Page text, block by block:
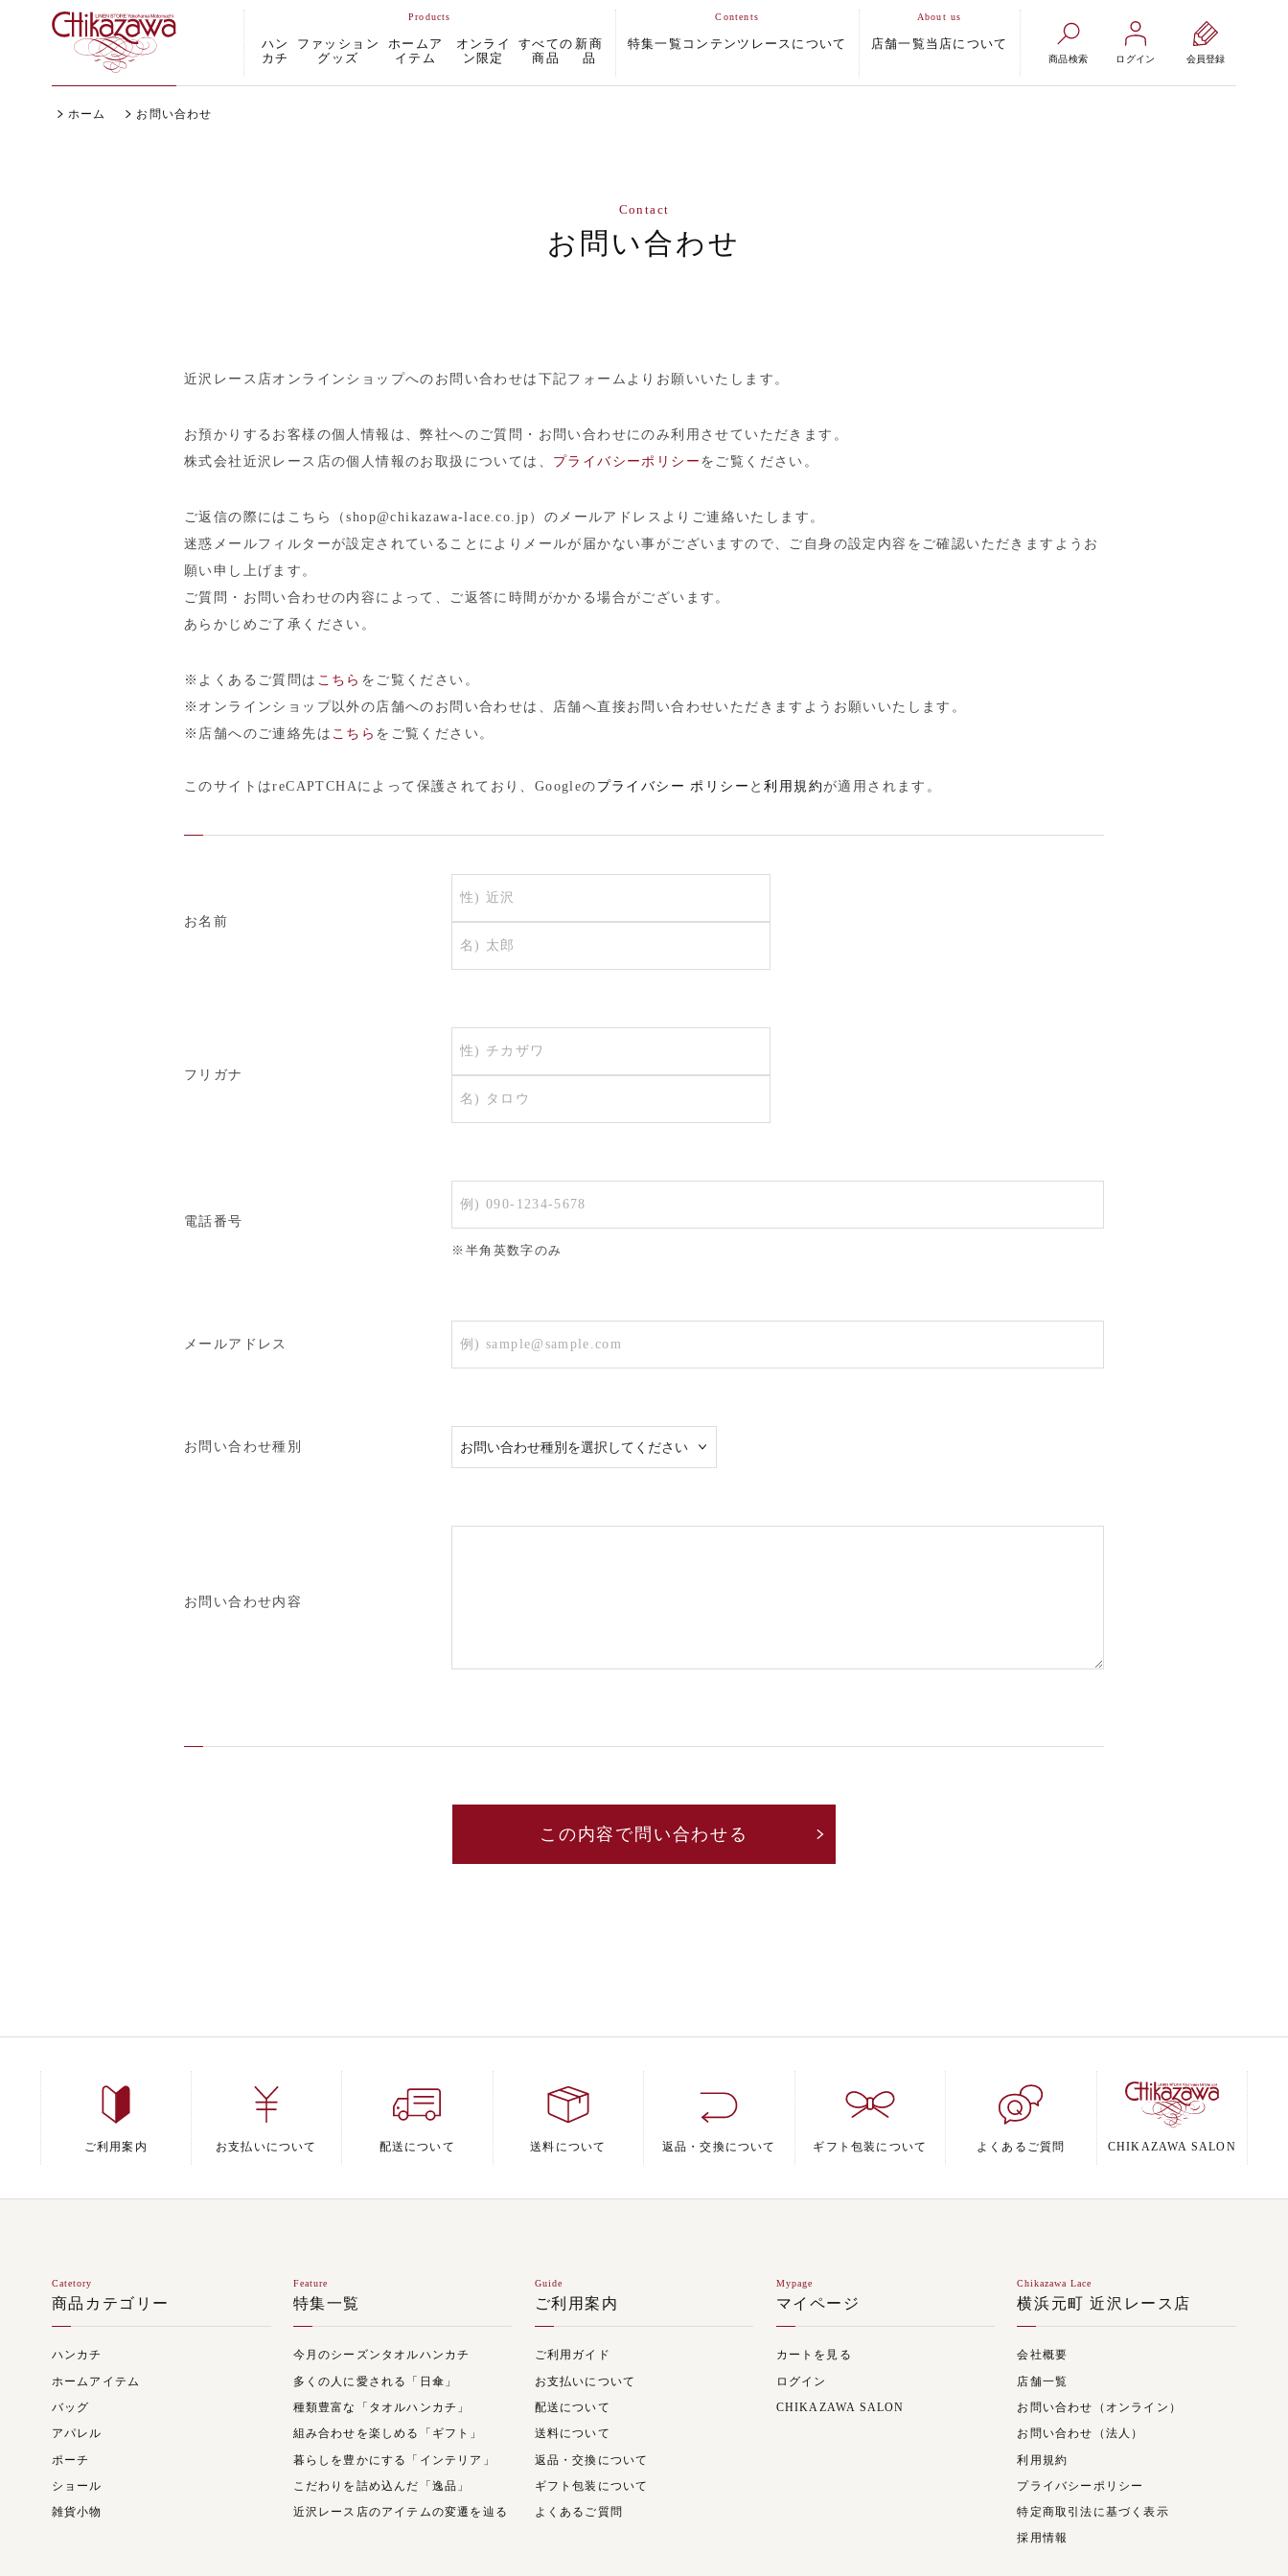
ハン
カチ
ファッション
グッズ
ホームア
イテム
オンライ
ン限定
すべての
商品
新商
品
特集一覧 コンテンツ レースについて 店舗一覧 当店について
商品検索 ログイン 会員登録
ホーム お問い合わせ
Contact
お問い合わせ
近沢レース店オンラインショップへのお問い合わせは下記フォームよりお願いいたします。
お預かりするお客様の個人情報は、弊社へのご質問・お問い合わせにのみ利用させていただきます。
株式会社近沢レース店の個人情報のお取扱については、 プライバシーポリシー をご覧ください。
ご返信の際にはこちら（shop@chikazawa-lace.co.jp）のメールアドレスよりご連絡いたします。
迷惑メールフィルターが設定されていることによりメールが届かない事がございますので、ご自身の設定内容をご確認いただきますようお
願い申し上げます。
ご質問・お問い合わせの内容によって、ご返答に時間がかかる場合がございます。
あらかじめご了承ください。
※よくあるご質問は こちら をご覧ください。
※オンラインショップ以外の店舗へのお問い合わせは、店舗へ直接お問い合わせいただきますようお願いいたします。
※店舗へのご連絡先は こちら をご覧ください。
このサイトはreCAPTCHAによって保護されており、Googleの プライバシー ポリシー と利用規約が適用されます。
お名前
フリガナ
電話番号
※半角英数字のみ
メールアドレス
お問い合わせ種別
お問い合わせ内容
ご利用案内 お支払いについて 配送について 送料について 返品・交換について ギフト包装について よくあるご質問 CHIKAZAWA SALON
Catetory
商品カテゴリー
ハンカチ
ホームアイテム
バッグ
アパレル
ポーチ
ショール
雑貨小物
Feature
特集一覧
今月のシーズンタオルハンカチ
多くの人に愛される「日傘」
種類豊富な「タオルハンカチ」
組み合わせを楽しめる「ギフト」
暮らしを豊かにする「インテリア」
こだわりを詰め込んだ「逸品」
近沢レース店のアイテムの変遷を辿る
Guide
ご利用案内
ご利用ガイド
お支払いについて
配送について
送料について
返品・交換について
ギフト包装について
よくあるご質問
Mypage
マイページ
カートを見る
ログイン
CHIKAZAWA SALON
Chikazawa Lace
横浜元町 近沢レース店
会社概要
店舗一覧
お問い合わせ（オンライン）
お問い合わせ（法人）
利用規約
プライバシーポリシー
特定商取引法に基づく表示
採用情報